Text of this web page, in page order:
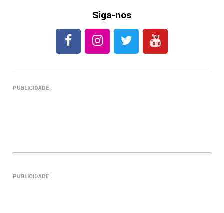
Siga-nos
PUBLICIDADE
PUBLICIDADE